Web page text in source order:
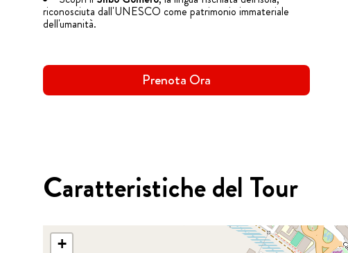
riconosciuta dall'UNESCO come patrimonio immateriale
dell'umanità.
Prenota Ora
Caratteristiche del Tour
+